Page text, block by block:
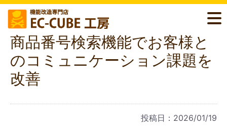
商品番号検索機能でお客様と
のコミュニケーション課題を
改善
投稿日：2026/01/19